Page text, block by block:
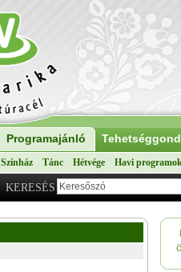
Programajánló
Színház Tánc Hétvége Havi
KERESÉS